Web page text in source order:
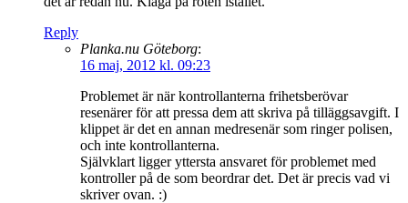
Reply
Planka.nu Göteborg:
16 maj, 2012 kl. 09:23
Problemet är när kontrollanterna frihetsberövar
resenärer för att pressa dem att skriva på tilläggsavgift. I
klippet är det en annan medresenär som ringer polisen,
och inte kontrollanterna.
Självklart ligger yttersta ansvaret för problemet med
kontroller på de som beordrar det. Det är precis vad vi
skriver ovan. :)